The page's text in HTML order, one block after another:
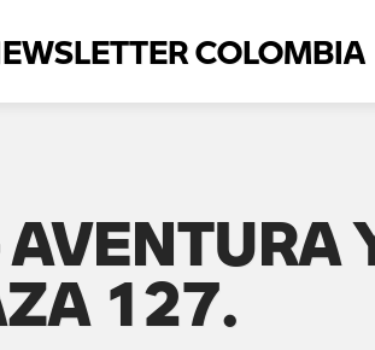
COLOMBIA
127.